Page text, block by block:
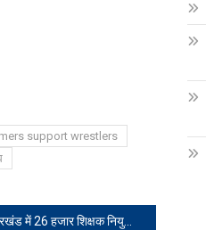
support wrestlers
झारखंड में 26 हजार शिक्षक नियुक्ति का विज्ञापन जल्द होगा जारी, 2016 में जेटेट पास अभ्यर्थी भी हो सकेंगे शामिल